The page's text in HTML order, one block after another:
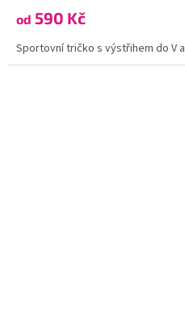
od 590 Kč
Sportovní tričko s výstřihem do V